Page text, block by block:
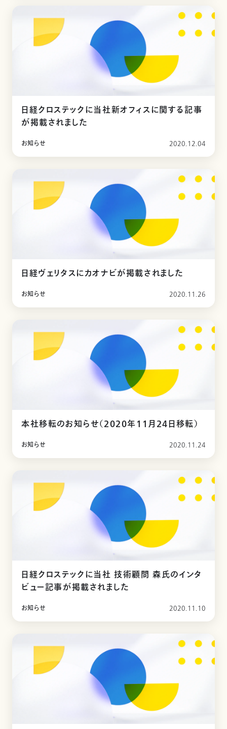
日経クロステックに当社新オフィスに関する記事
が掲載されました
お知らせ 2020.12.04
日経ヴェリタスにカオナビが掲載されました
お知らせ 2020.11.26
本社移転のお知らせ（2020年11月24日移転）
お知らせ 2020.11.24
日経クロステックに当社 技術顧問 森氏のインタ
ビュー記事が掲載されました
お知らせ 2020.11.10